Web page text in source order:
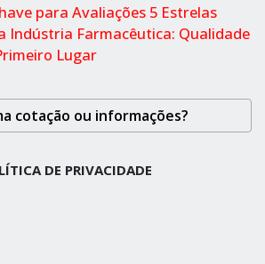
para Avaliações 5 Estrelas
Indústria Farmacêutica: Qualidade
Lugar
cotação ou informações?
DE PRIVACIDADE